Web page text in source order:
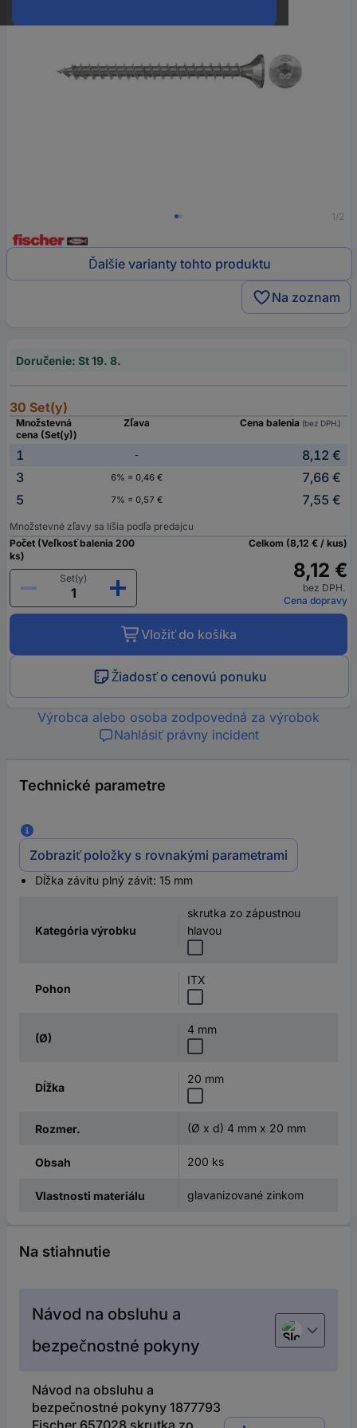
1/2
Ďalšie varianty tohto produktu
Na zoznam
Doručenie: St 19. 8.
30 Set(y)
Množstevná
cena (Set(y))
Zľava Cena balenia (bez DPH.)
1 -
8,12 €
3
6% = 0,46 €
7,66 €
5
7% = 0,57 € 7,55 €
Množstevné zľavy sa líšia podľa predajcu
Počet (Veľkosť balenia 200
ks)
Set(y)
Celkom (8,12 € / kus)
8,12 €
bez DPH.
Cena dopravy
Vložiť do košíka
Žiadosť o cenovú ponuku
Výrobca alebo osoba zodpovedná za výrobok
Nahlásiť právny incident
Technické parametre
Zobraziť položky s rovnakými parametrami
Dĺžka závitu plný závit: 15 mm
Kategória výrobku
skrutka zo zápustnou
hlavou
Pohon
ITX
(Ø)
4 mm
Dĺžka
20 mm
Rozmer. (Ø x d) 4 mm x 20 mm
Obsah 200 ks
Vlastnosti materiálu glavanizované zinkom
Na stiahnutie
Návod na obsluhu a
bezpečnostné pokyny
Slovenčina
Návod na obsluhu a
bezpečnostné pokyny 1877793